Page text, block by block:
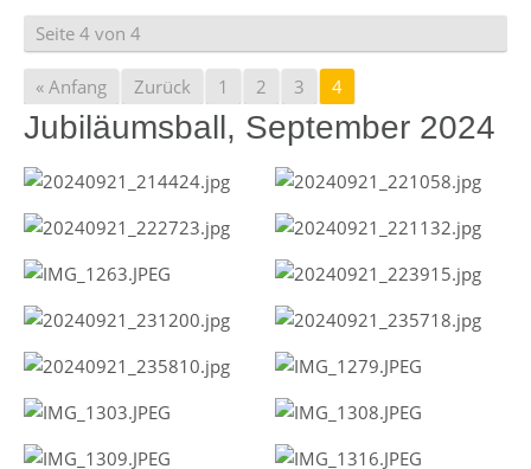
Seite 4 von 4
« Anfang Zurück 1 2 3 4
Jubiläumsball, September 2024